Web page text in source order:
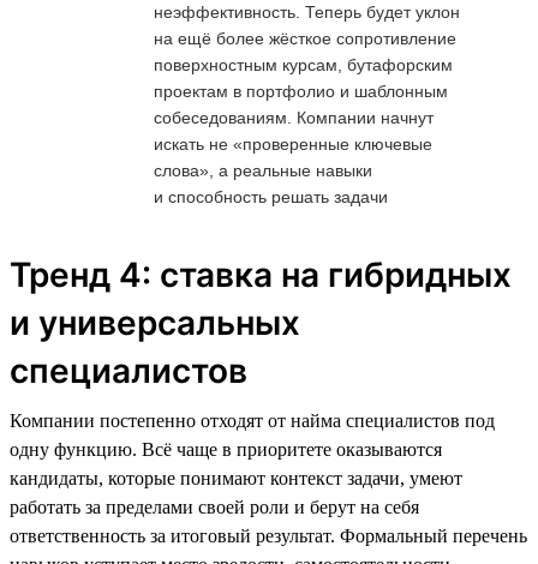
неэффективность. Теперь будет уклон
на ещё более жёсткое сопротивление
поверхностным курсам, бутафорским
проектам в портфолио и шаблонным
собеседованиям. Компании начнут
искать не «проверенные ключевые
слова», а реальные навыки
и способность решать задачи
Тренд 4: ставка на гибридных
и универсальных
специалистов
Компании постепенно отходят от найма специалистов под
одну функцию. Всё чаще в приоритете оказываются
кандидаты, которые понимают контекст задачи, умеют
работать за пределами своей роли и берут на себя
ответственность за итоговый результат. Формальный перечень